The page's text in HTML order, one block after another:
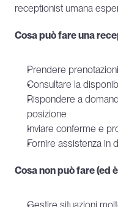
receptionist umana
Cosa può fare una
Prendere
Consultare la
Rispondere a
posizione
Inviare conferme e
Fornire assistenza in
Cosa non può fare (ed